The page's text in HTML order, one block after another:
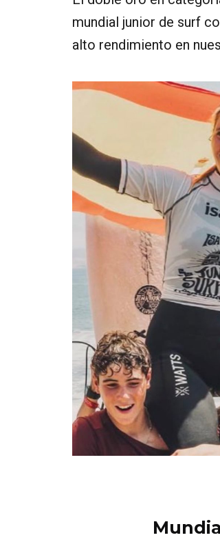
mundial junior de surf
alto rendimiento en